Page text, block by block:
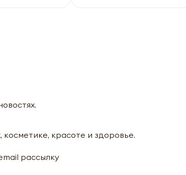
красоте и здоровье.
рассылку